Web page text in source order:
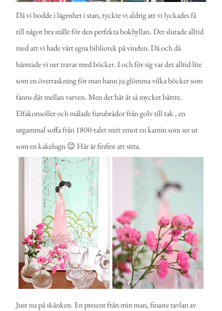
Då vi bodde i lägenhet i stan, tyckte vi aldrig att vi lyckades få
till något bra ställe för den perfekta bokhyllan. Det slutade alltid
med att vi hade vårt egna bibliotek på vinden. Då och då
hämtade vi ner travar med böcker. I och för sig var det alltid lite
som en överraskning för man hann ju glömma vilka böcker som
fanns där mellan varven. Men det här är så mycket bättre.
Elfakonsoller och målade furubrädor från golv till tak , en
urgammal soffa från 1800-talet mitt emot en kamin som ser ut
som en kakelugn 😉 Här är finfint att sitta.
Just nu på skänken. En present från min man, finaste tavlan av